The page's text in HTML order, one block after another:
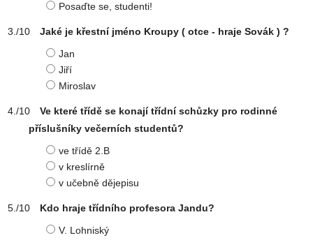
Posaďte se, studenti!
Jaké je křestní jméno Kroupy ( otce - hraje Sovák ) ?
Jan
Jiří
Miroslav
Ve které třídě se konají třídní schůzky pro rodinné
příslušníky večerních studentů?
ve třídě 2.B
v kreslírně
v učebně dějepisu
Kdo hraje třídního profesora Jandu?
V. Lohniský